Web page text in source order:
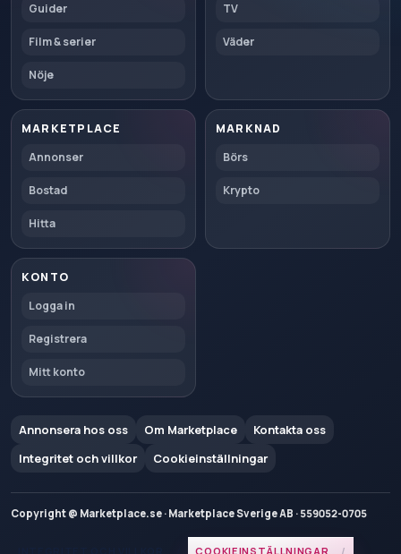
Guider
Film & serier
Nöje
TV
Väder
MARKETPLACE
Annonser
Bostad
Hitta
MARKNAD
Börs
Krypto
KONTO
Logga in
Registrera
Mitt konto
Annonsera hos oss Om Marketplace
Kontakta oss
Integritet och villkor
Cookieinställningar
Copyright @ Marketplace.se · Marketplace Sverige AB · 559052-0705
COOKIEINSTÄLLNINGAR